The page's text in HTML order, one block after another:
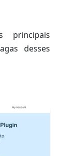
principais
desses